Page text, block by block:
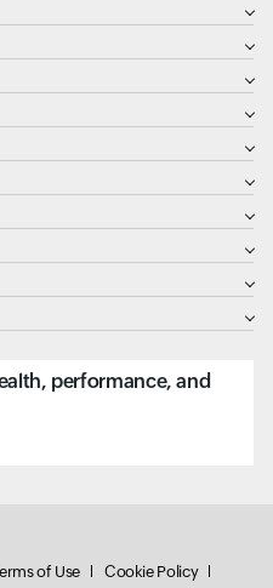
performance, and
of Use Cookie Policy